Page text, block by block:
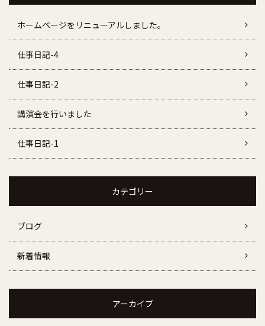
ホームページをリニューアルしました。
仕事日記-4
仕事日記-2
講演会を行いました
仕事日記-1
カテゴリー
ブログ
新着情報
アーカイブ